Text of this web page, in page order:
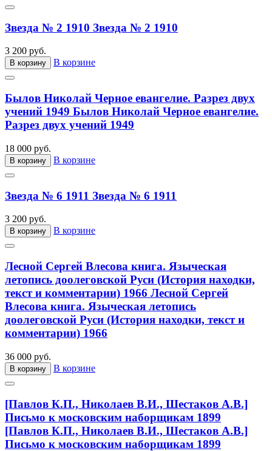
Звезда № 2 1910 Звезда № 2 1910
3 200 руб.
В корзину В корзине
Былов Николай Черное евангелие. Разрез двух
учений 1949 Былов Николай Черное евангелие.
Разрез двух учений 1949
18 000 руб.
В корзину В корзине
Звезда № 6 1911 Звезда № 6 1911
3 200 руб.
В корзину В корзине
Лесной Сергей Влесова книга. Языческая
летопись доолеговской Руси (История находки,
текст и комментарии) 1966 Лесной Сергей
Влесова книга. Языческая летопись
доолеговской Руси (История находки, текст и
комментарии) 1966
36 000 руб.
В корзину В корзине
[Павлов К.П., Николаев В.И., Шестаков А.В.]
Письмо к московским наборщикам 1899
[Павлов К.П., Николаев В.И., Шестаков А.В.]
Письмо к московским наборщикам 1899